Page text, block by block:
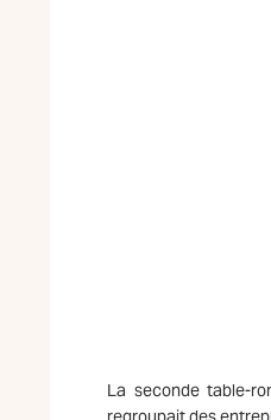
La seconde table-